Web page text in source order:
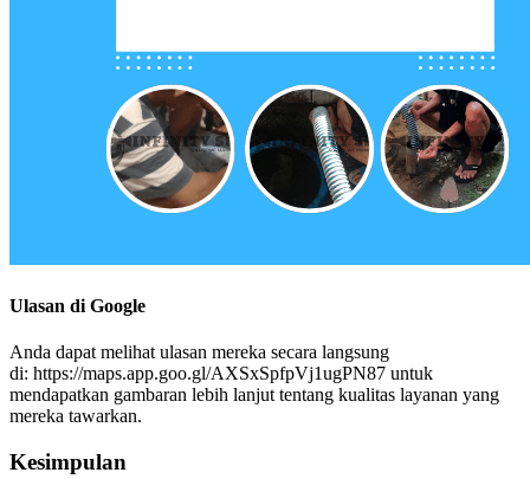
Ulasan di Google
Anda dapat melihat ulasan mereka secara langsung
di: https://maps.app.goo.gl/AXSxSpfpVj1ugPN87 untuk
mendapatkan gambaran lebih lanjut tentang kualitas layanan yang
mereka tawarkan.
Kesimpulan